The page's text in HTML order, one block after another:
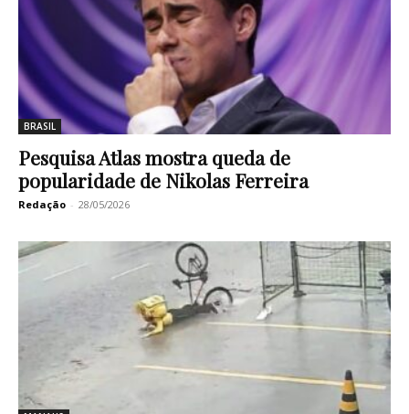
BRASIL
Pesquisa Atlas mostra queda de
popularidade de Nikolas Ferreira
Redação - 28/05/2026